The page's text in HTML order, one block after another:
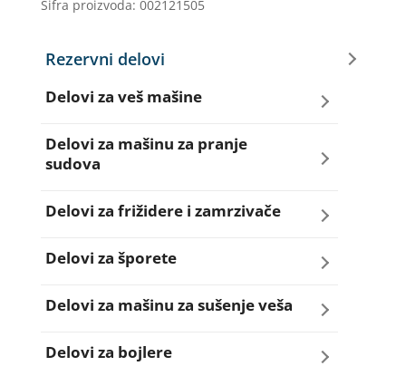
količina
Šifra proizvoda: 002121505
Rezervni delovi
Delovi za veš mašine
Amortizeri za veš mašinu
Delovi za mašinu za pranje
sudova
Creva za sudo mašine
Dihtunzi za sudo mašine
Elektroventili za sudo mašine
Filteri za sudo mašine
Delovi za frižidere i zamrzivače
Aqua filteri za frižidere
Dihtunzi za frižidere i zamrzivače
Elektronika za frižidere i zamrzivače
Delovi za šporete
Dihtunzi za šporete
Dugmad za šporete
Delovi za mašinu za sušenje veša
Dihtunzi mašine za sušenje veša
Delovi za bojlere